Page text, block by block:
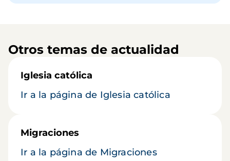
Otros temas de actualidad
Iglesia católica
Ir a la página de Iglesia católica
Migraciones
Ir a la página de Migraciones